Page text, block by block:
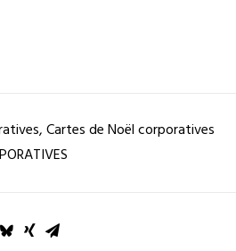
,Cartes de Noël corporatives